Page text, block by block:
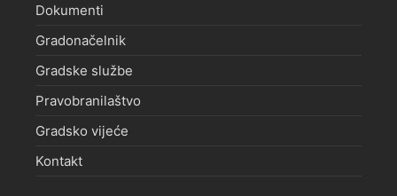
Dokumenti
Gradonačelnik
Gradske službe
Pravobranilaštvo
Gradsko vijeće
Kontakt